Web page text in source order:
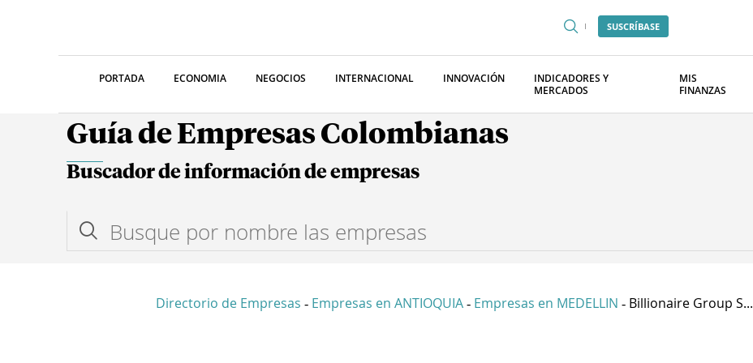
SUSCRÍBASE
PORTADA ECONOMIA NEGOCIOS INTERNACIONAL INNOVACIÓN
INDICADORES Y
MERCADOS
MIS
FINANZAS
Guía de Empresas Colombianas
Buscador de información de empresas
Directorio de Empresas - Empresas en ANTIOQUIA - Empresas en MEDELLIN - Billionaire Group S...